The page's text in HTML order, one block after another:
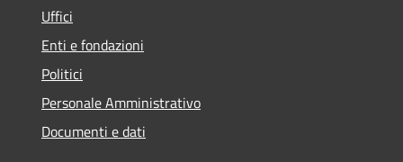
Uffici
Enti e fondazioni
Politici
Personale Amministrativo
Documenti e dati